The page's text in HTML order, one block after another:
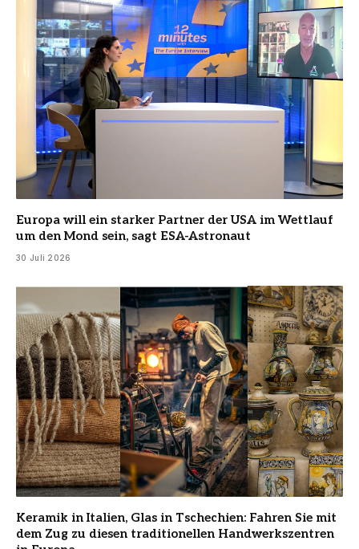
Europa will ein starker Partner der USA im Wettlauf
um den Mond sein, sagt ESA-Astronaut
30 Juli 2026
Keramik in Italien, Glas in Tschechien: Fahren Sie mit
dem Zug zu diesen traditionellen Handwerkszentren